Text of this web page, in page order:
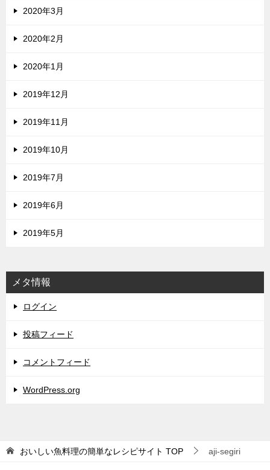
2020年3月
2020年2月
2020年1月
2019年12月
2019年11月
2019年10月
2019年7月
2019年6月
2019年5月
メタ情報
ログイン
投稿フィード
コメントフィード
WordPress.org
おいしい魚料理の簡単なレシピサイト TOP aji-segiri